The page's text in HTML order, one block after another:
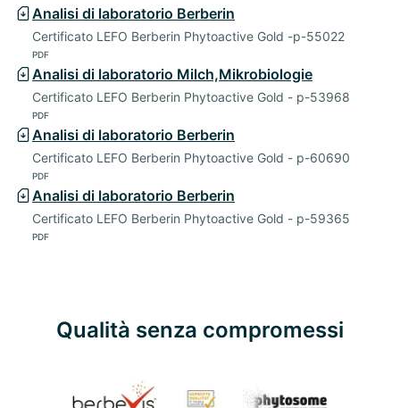
Analisi di laboratorio Berberin
Certificato LEFO Berberin Phytoactive Gold -p-55022
PDF
Analisi di laboratorio Milch,Mikrobiologie
Certificato LEFO Berberin Phytoactive Gold - p-53968
PDF
Analisi di laboratorio Berberin
Certificato LEFO Berberin Phytoactive Gold - p-60690
PDF
Analisi di laboratorio Berberin
Certificato LEFO Berberin Phytoactive Gold - p-59365
PDF
Qualità senza compromessi